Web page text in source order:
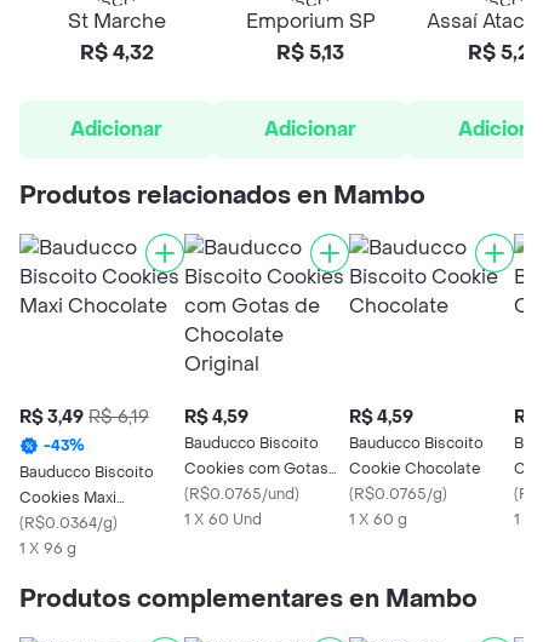
St Marche
R$ 4,32
Adicionar
Emporium SP
R$ 5,13
Adicionar
Assaí
R$ 5,29
Produtos relacionados en Mambo
R$ 3,49 R$ 6,19
-43%
Bauducco Biscoito
Cookies Maxi
Chocolate
(R$0.0364/g)
1 X 96 g
R$ 4,59
Bauducco Biscoito
Cookies com Gotas
de Chocolate Original
(R$0.0765/und)
1 X 60 Und
R$ 4,59
Bauducco Biscoito
Cookie Chocolate
(R$0.0765/g)
1 X 60 g
R$
(
1 X
Produtos complementares en Mambo